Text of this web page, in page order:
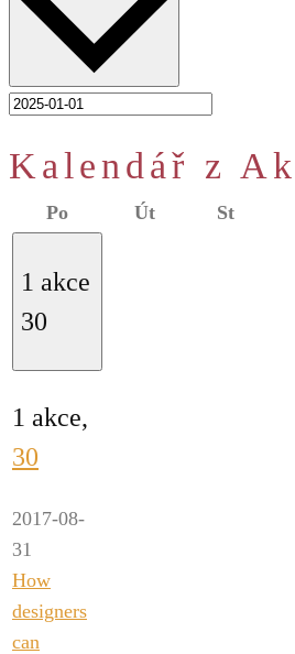
Kalendář z
PoPondělí ÚtÚterý StStředa
1 akce
30
1 akce,
30
2017-08-
31
How
designers
can